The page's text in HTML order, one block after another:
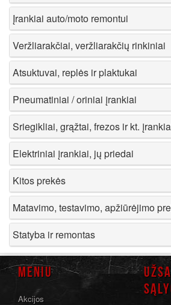
Įrankiai auto/moto remontui
Veržliarakčiai, veržliarakčių rinkiniai
Atsuktuvai, replės ir plaktukai
Pneumatiniai / oriniai įrankiai
Sriegikliai, grąžtai, frezos ir kt.
Elektriniai įrankiai, jų priedai
Kitos prekės
Matavimo, testavimo, apžiūrėjimo
Statyba ir remontas
MENIU
Akcijos